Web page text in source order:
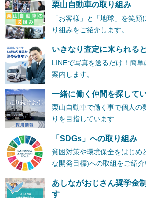
栗山自動車の取り組み
「お客様」と「地球」を笑顔
り組みをご紹介します。
いきなり査定に来られる
LINEで写真を送るだけ！簡
案内します。
一緒に働く仲間を探して
栗山自動車で働く事で個人の
りを目指しています
「SDGs」への取り組み
貧困対策や環境保全をはじめ
な開発目標)への取組をご紹介
あしながおじさん奨学金
す